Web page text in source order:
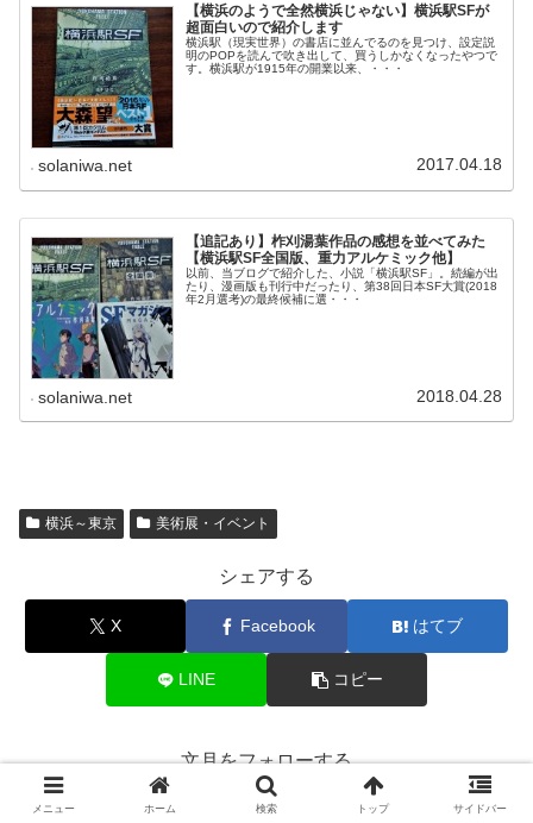
【横浜のようで全然横浜じゃない】横浜駅SFが
超面白いので紹介します
横浜駅（現実世界）の書店に並んでるのを見つけ、設定説
明のPOPを読んで吹き出して、買うしかなくなったやつで
す。横浜駅が1915年の開業以来、・・・
solaniwa.net 2017.04.18
【追記あり】柞刈湯葉作品の感想を並べてみた
【横浜駅SF全国版、重力アルケミック他】
以前、当ブログで紹介した、小説「横浜駅SF」。続編が出
たり、漫画版も刊行中だったり、第38回日本SF大賞(2018
年2月選考)の最終候補に選・・・
solaniwa.net 2018.04.28
横浜～東京 美術展・イベント
シェアする
X Facebook はてブ
LINE コピー
文月をフォローする
メニュー ホーム 検索 トップ サイドバー